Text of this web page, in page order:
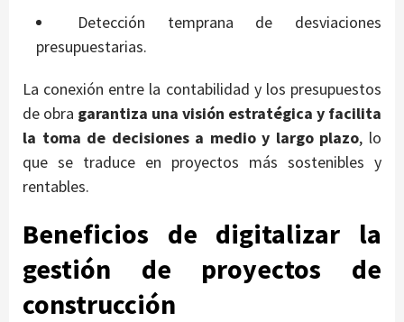
Detección temprana de desviaciones
presupuestarias.
La conexión entre la contabilidad y los presupuestos
de obra garantiza una visión estratégica y facilita
la toma de decisiones a medio y largo plazo, lo
que se traduce en proyectos más sostenibles y
rentables.
Beneficios de digitalizar la
gestión de proyectos de
construcción